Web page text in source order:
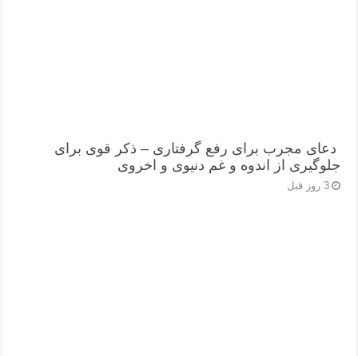
دعای مجرب برای رفع گرفتاری – ذکر قوی برای
جلوگیری از اندوه و غم دنیوی و اخروی
3 روز قبل